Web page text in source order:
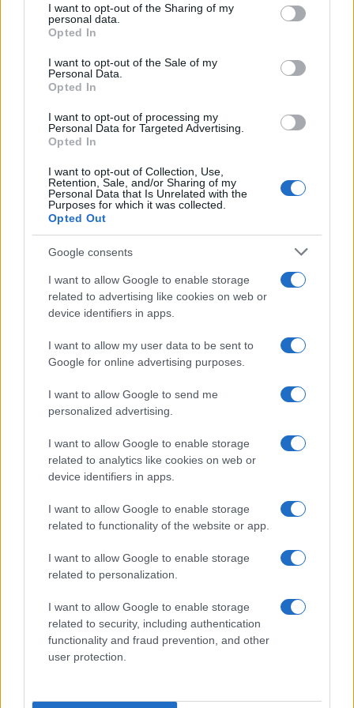
not limited to your visit or usage behaviour. You may click to
grant or deny consent to Google and its third-party tags to
use your data for below specified purposes in below Google
consent section.
I want to opt-out of the Sharing of my
personal data.
Opted In
I want to opt-out of the Sale of my
Personal Data.
Opted In
I want to opt-out of processing my
Personal Data for Targeted Advertising.
Opted In
I want to opt-out of Collection, Use,
Retention, Sale, and/or Sharing of my
Personal Data that Is Unrelated with the
Purposes for which it was collected.
Opted Out
Google consents
I want to allow Google to enable storage
related to advertising like cookies on web or
device identifiers in apps.
I want to allow my user data to be sent to
Google for online advertising purposes.
I want to allow Google to send me
personalized advertising.
I want to allow Google to enable storage
related to analytics like cookies on web or
device identifiers in apps.
I want to allow Google to enable storage
related to functionality of the website or app.
I want to allow Google to enable storage
related to personalization.
I want to allow Google to enable storage
related to security, including authentication
functionality and fraud prevention, and other
user protection.
Paolo Pinna
Martina Agostina Diturco
I nostri cari
I nostri cari
I nostri cari
Giovannimaria Cabras
Invia un Comunicato Stampa
Vuoi rimanere sempre aggiornato?
Iscriviti alla newsletter di Gallura Oggi e ricevi le nostre
email periodiche contenenti le ultime notizie pubblicate
sul sito web!